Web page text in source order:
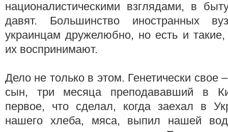
националистическими взглядами, в
давят. Большинство иностранных
украинцам дружелюбно, но есть и
их воспринимают.
Дело не только в этом. Генетически свое
сын, три месяца преподававший в
первое, что сделал, когда заехал в
нашего хлеба, мяса, выпил нашей